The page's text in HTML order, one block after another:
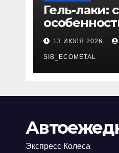
Гель-лаки:
маникюре
13 ИЮЛЯ 2026
SIB_ECOMETAL
Экспресс Колеса